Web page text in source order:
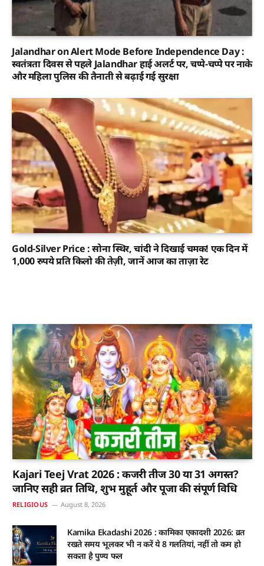
Jalandhar on Alert Mode Before Independence Day :
स्वतंत्रता दिवस से पहले Jalandhar हाई अलर्ट पर, चप्पे-चप्पे पर नाके
और महिला पुलिस की तैनाती से बढ़ाई गई सुरक्षा
Gold-Silver Price : सोना स्थिर, चांदी ने दिखाई चमक! एक दिन में
1,000 रुपये प्रति किलो की तेज़ी, जानें आज का ताज़ा रेट
Kajari Teej Vrat 2026 : कजरी तीज 30 या 31 अगस्त?
जानिए सही व्रत तिथि, शुभ मुहूर्त और पूजा की संपूर्ण विधि
RELIGIOUS August 8, 2026
Kamika Ekadashi 2026 : कामिका एकादशी 2026: व्रत
रखते समय भूलकर भी न करें ये 8 गलतियां, नहीं तो कम हो
सकता है पुण्य फल